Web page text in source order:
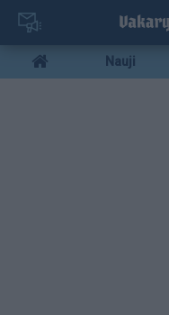
Pereiti
pagrindinį
turinį
Mobile
menu
Nauji